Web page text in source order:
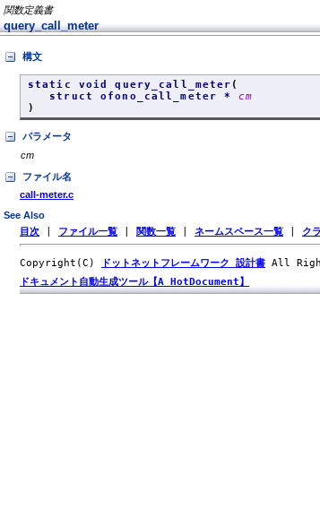
関数定義書
query_call_meter
構文
static void query_call_meter (
struct ofono_call_meter *cm
)
パラメータ
cm
ファイル名
call-meter.c
See Also
目次 ファイル一覧 関数一覧 ネームスペース一覧 ク
Copyright(C) ドットネットフレームワーク 設計書 All
ドキュメント自動生成ツール【A HotDocument】